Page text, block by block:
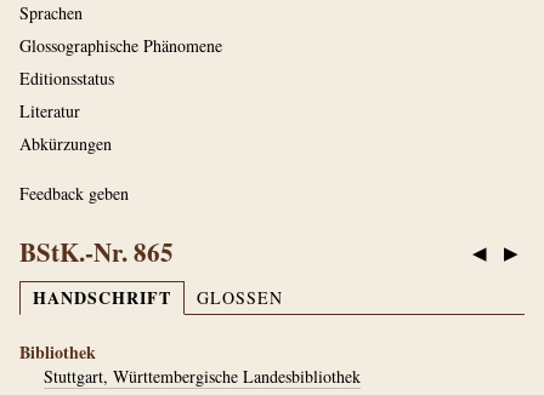
Sprachen
Glossographische Phänomene
Editionsstatus
Literatur
Abkürzungen
Feedback geben
◀ ▶
BStK.-Nr. 865
HANDSCHRIFT GLOSSEN
Bibliothek
Stuttgart, Württembergische Landesbibliothek